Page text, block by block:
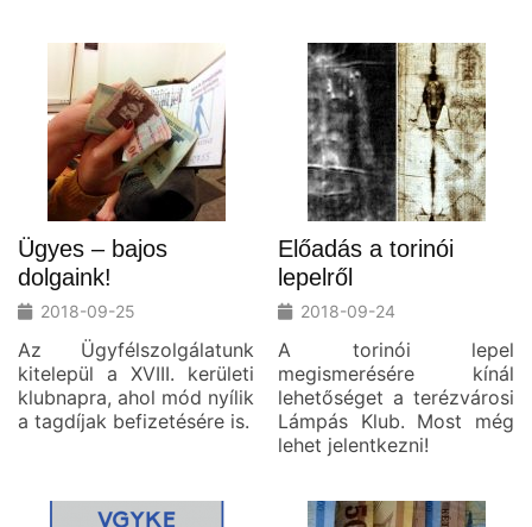
Ügyes – bajos
dolgaink!
2018-09-25
Az Ügyfélszolgálatunk
kitelepül a XVIII. kerületi
klubnapra, ahol mód nyílik
a tagdíjak befizetésére is.
Előadás a torinói
lepelről
2018-09-24
A torinói lepel
megismerésére kínál
lehetőséget a terézvárosi
Lámpás Klub. Most még
lehet jelentkezni!